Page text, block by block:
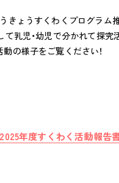
育の特徴
学びの芽 PLP
園一覧
ょうすくわくプログラム推
て乳児・幼児で分かれて探究
の様子をご覧ください！
2025年度すくわく活動報告